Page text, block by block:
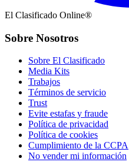
El Clasificado Online®
Sobre Nosotros
Sobre El Clasificado
Media Kits
Trabajos
Términos de servicio
Trust
Evite estafas y fraude
Política de privacidad
Política de cookies
Cumplimiento de la CCPA
No vender mi información